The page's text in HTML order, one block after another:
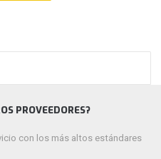
PROVEEDORES?
con los más altos estándares